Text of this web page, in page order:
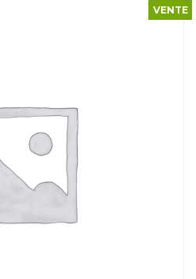
VENTE